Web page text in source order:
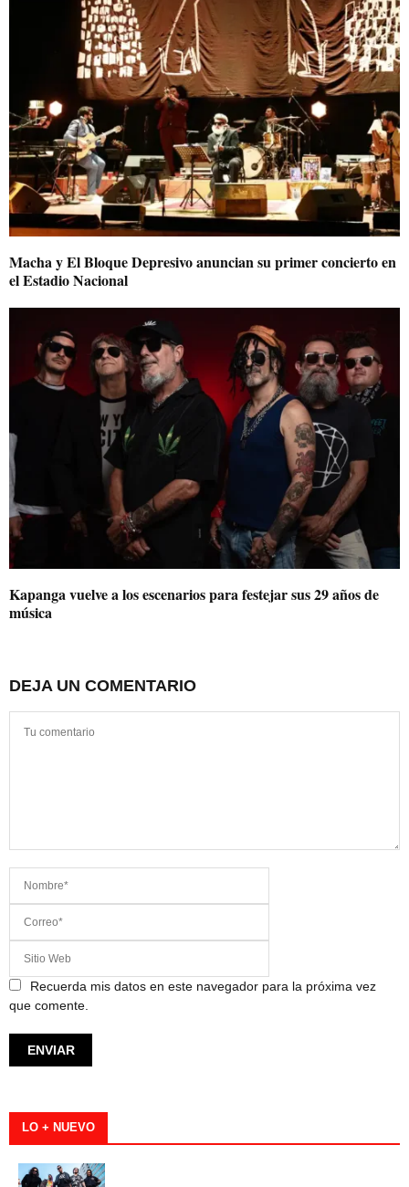
Macha y El Bloque Depresivo anuncian su primer concierto en
el Estadio Nacional
Kapanga vuelve a los escenarios para festejar sus 29 años de
música
DEJA UN COMENTARIO
Recuerda mis datos en este navegador para la próxima vez
que comente.
LO + NUEVO